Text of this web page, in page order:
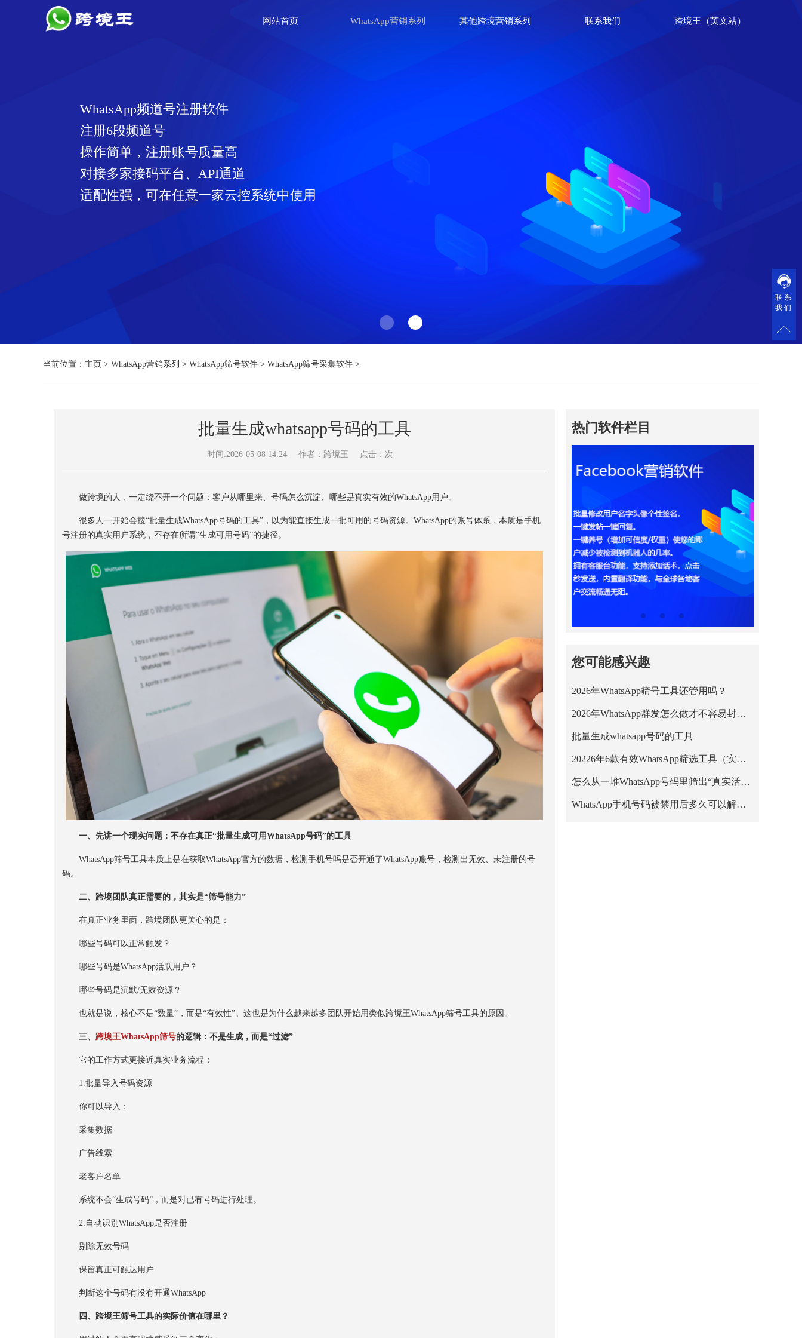
网站首页 WhatsApp营销系列 其他跨境营销系列 联系我们 跨境王（英文站）
WhatsApp频道号注册软件
注册6段频道号
操作简单，注册账号质量高
对接多家接码平台、API通道
适配性强，可在任意一家云控系统中使用
当前位置： 主页 > WhatsApp营销系列 > WhatsApp筛号软件 > WhatsApp筛号采集软件 >
批量生成whatsapp号码的工具
时间:2026-05-08 14:24 作者：跨境王 点击： 次
做跨境的人，一定绕不开一个问题：客户从哪里来、号码怎么沉淀、哪些是真实有效的WhatsApp用户。
很多人一开始会搜“批量生成WhatsApp号码的工具”，以为能直接生成一批可用的号码资源。WhatsApp的账号体系，本质是手机
号注册的真实用户系统，不存在所谓“生成可用号码”的捷径。
一、先讲一个现实问题：不存在真正“批量生成可用WhatsApp号码”的工具
WhatsApp筛号工具本质上是在获取WhatsApp官方的数据，检测手机号吗是否开通了WhatsApp账号，检测出无效、未注册的号
码。
二、跨境团队真正需要的，其实是“筛号能力”
在真正业务里面，跨境团队更关心的是：
哪些号码可以正常触发？
哪些号码是WhatsApp活跃用户？
哪些号码是沉默/无效资源？
也就是说，核心不是“数量”，而是“有效性”。这也是为什么越来越多团队开始用类似跨境王WhatsApp筛号工具的原因。
三、跨境王WhatsApp筛号的逻辑：不是生成，而是“过滤”
它的工作方式更接近真实业务流程：
1.批量导入号码资源
你可以导入：
采集数据
广告线索
老客户名单
系统不会“生成号码”，而是对已有号码进行处理。
2.自动识别WhatsApp是否注册
剔除无效号码
保留真正可触达用户
判断这个号码有没有开通WhatsApp
四、跨境王筛号工具的实际价值在哪里？
热门软件栏目
您可能感兴趣
2026年WhatsApp筛号工具还管用吗？
2026年WhatsApp群发怎么做才不容易封号？
批量生成whatsapp号码的工具
20226年6款有效WhatsApp筛选工具（实测+适用人群）
怎么从一堆WhatsApp号码里筛出“真实活跃用户”？
WhatsApp手机号码被禁用后多久可以解禁？
联系
我们